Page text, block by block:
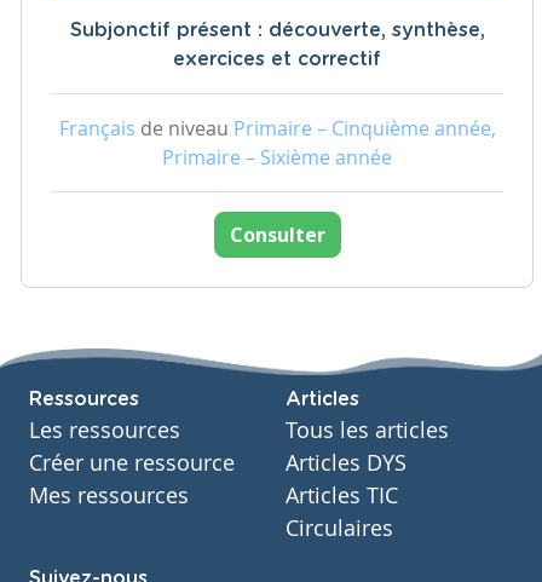
Subjonctif présent : découverte, synthèse,
exercices et correctif
Français de niveau Primaire – Cinquième année,
Primaire – Sixième année
Consulter
Ressources
Les ressources
Créer une ressource
Mes ressources
Articles
Tous les articles
Articles DYS
Articles TIC
Circulaires